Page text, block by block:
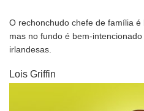
O rechonchudo chefe de família
mas no fundo é bem-
irlandesas.
Lois Griffin